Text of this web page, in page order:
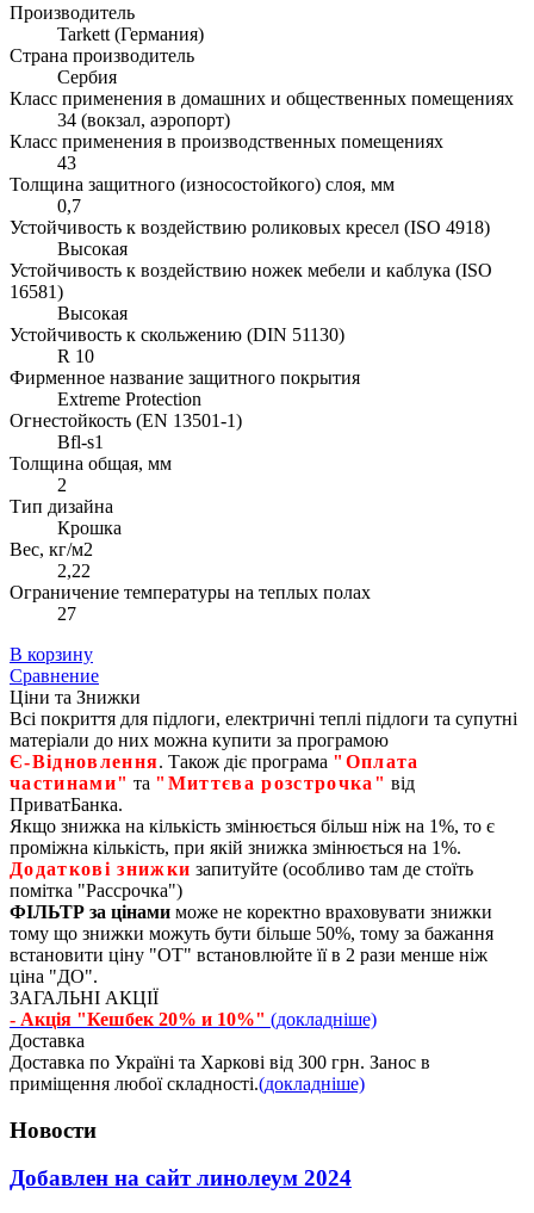
Производитель
Tarkett (Германия)
Страна производитель
Сербия
Класс применения в домашних и общественных помещениях
34 (вокзал, аэропорт)
Класс применения в производственных помещениях
43
Толщина защитного (износостойкого) слоя, мм
0,7
Устойчивость к воздействию роликовых кресел (ISO 4918)
Высокая
Устойчивость к воздействию ножек мебели и каблука (ISO
16581)
Высокая
Устойчивость к скольжению (DIN 51130)
R 10
Фирменное название защитного покрытия
Extreme Protection
Огнестойкость (EN 13501-1)
Bfl-s1
Толщина общая, мм
2
Тип дизайна
Крошка
Вес, кг/м2
2,22
Ограничение температуры на теплых полах
27
В корзину
Сравнение
Ціни та Знижки
Всі покриття для підлоги, електричні теплі підлоги та супутні
матеріали до них можна купити за програмою
Є‑Відновлення. Також діє програма "Оплата
частинами" та "Миттєва розстрочка" від
ПриватБанка.
Якщо знижка на кількість змінюється більш ніж на 1%, то є
проміжна кількість, при якій знижка змінюється на 1%.
Додаткові знижки запитуйте (особливо там де стоїть
помітка "Рассрочка")
ФІЛЬТР за цінами може не коректно враховувати знижки
тому що знижки можуть бути більше 50%, тому за бажання
встановити ціну "ОТ" встановлюйте її в 2 рази менше ніж
ціна "ДО".
ЗАГАЛЬНІ АКЦІЇ
- Акція "Кешбек 20% и 10%" (докладніше)
Доставка
Доставка по Україні та Харкові від 300 грн. Занос в
приміщення любої складності.(докладніше)
Новости
Добавлен на сайт линолеум 2024